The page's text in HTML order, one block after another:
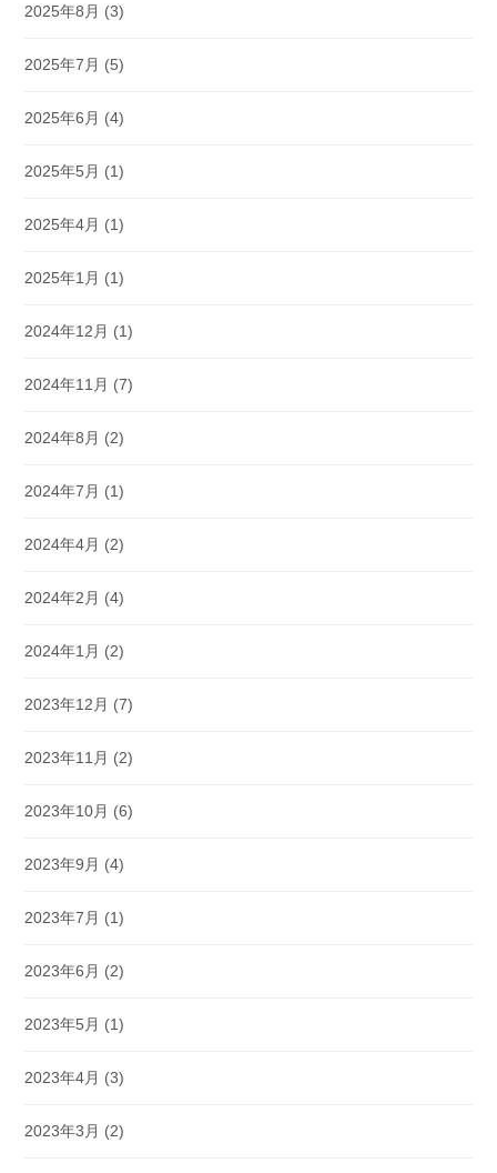
2025年8月 (3)
2025年7月 (5)
2025年6月 (4)
2025年5月 (1)
2025年4月 (1)
2025年1月 (1)
2024年12月 (1)
2024年11月 (7)
2024年8月 (2)
2024年7月 (1)
2024年4月 (2)
2024年2月 (4)
2024年1月 (2)
2023年12月 (7)
2023年11月 (2)
2023年10月 (6)
2023年9月 (4)
2023年7月 (1)
2023年6月 (2)
2023年5月 (1)
2023年4月 (3)
2023年3月 (2)